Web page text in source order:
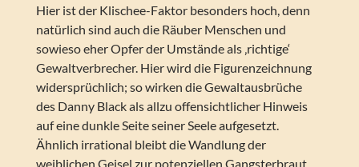
Hier ist der Klischee-Faktor besonders hoch, denn
natürlich sind auch die Räuber Menschen und
sowieso eher Opfer der Umstände als ‚richtige‘
Gewaltverbrecher. Hier wird die Figurenzeichnung
widersprüchlich; so wirken die Gewaltausbrüche
des Danny Black als allzu offensichtlicher Hinweis
auf eine dunkle Seite seiner Seele aufgesetzt.
Ähnlich irrational bleibt die Wandlung der
weiblichen Geisel zur potenziellen Gangsterbraut.